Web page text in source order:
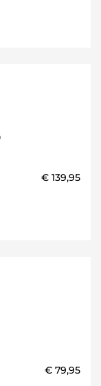
€ 139,95
€ 79,95